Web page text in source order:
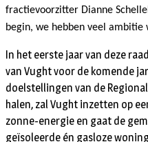
fractievoorzitter Dianne
begin, we hebben veel ambitie
In het eerste jaar van deze
van Vught voor de komende
doelstellingen van de
halen, zal Vught inzetten op
zonne-energie en gaat de
geïsoleerde én gasloze